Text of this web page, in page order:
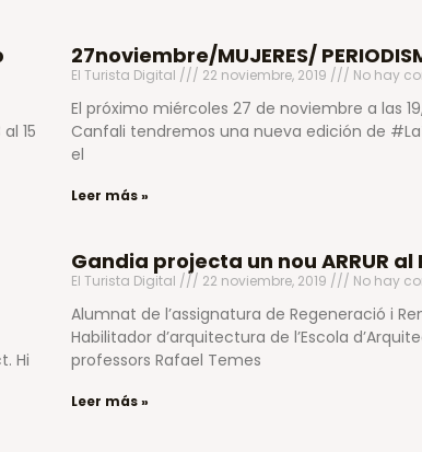
15
27noviembre/MUJERES/
El Turista Digital 22 noviembre, 2019 No hay
El próximo miércoles 27 de noviembre a las
Canfali tendremos una nueva edición de
el
Leer más »
Hi
Gandia projecta un nou ARRUR al
El Turista Digital 22 noviembre, 2019 No hay
Alumnat de l’assignatura de Regeneració i
Habilitador d’arquitectura de l’Escola
professors Rafael Temes
Leer más »